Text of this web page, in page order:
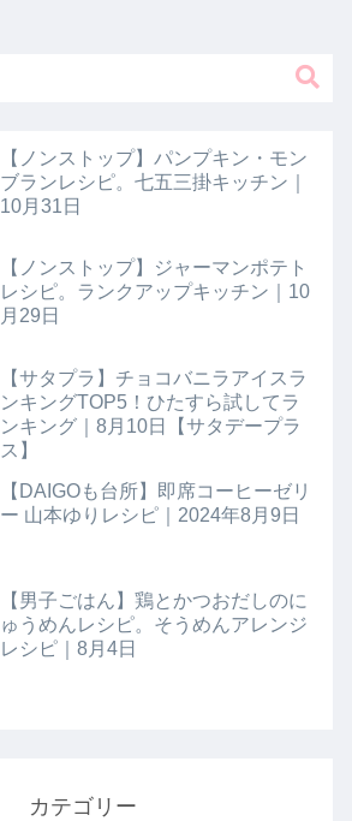
【ノンストップ】パンプキン・モン
ブランレシピ。七五三掛キッチン｜
10月31日
【ノンストップ】ジャーマンポテト
レシピ。ランクアップキッチン｜10
月29日
【サタプラ】チョコバニラアイスラ
ンキングTOP5！ひたすら試してラ
ンキング｜8月10日【サタデープラ
ス】
【DAIGOも台所】即席コーヒーゼリ
ー 山本ゆりレシピ｜2024年8月9日
【男子ごはん】鶏とかつおだしのに
ゅうめんレシピ。そうめんアレンジ
レシピ｜8月4日
カテゴリー